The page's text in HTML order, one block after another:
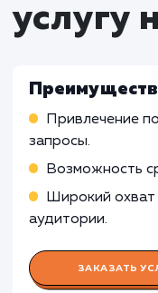
Маркета
Работа
рекламе
управление